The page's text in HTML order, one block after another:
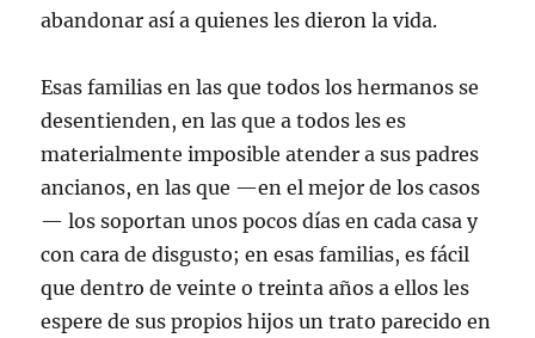
abandonar así a quienes les dieron la vida.
Esas familias en las que todos los hermanos se
desentienden, en las que a todos les es
materialmente imposible atender a sus padres
ancianos, en las que —en el mejor de los casos
— los soportan unos pocos días en cada casa y
con cara de disgusto; en esas familias, es fácil
que dentro de veinte o treinta años a ellos les
espere de sus propios hijos un trato parecido en